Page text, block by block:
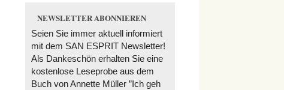
NEWSLETTER ABONNIEREN
Seien Sie immer aktuell informiert
mit dem SAN ESPRIT Newsletter!
Als Dankeschön erhalten Sie eine
kostenlose Leseprobe aus dem
Buch von Annette Müller ”Ich geh